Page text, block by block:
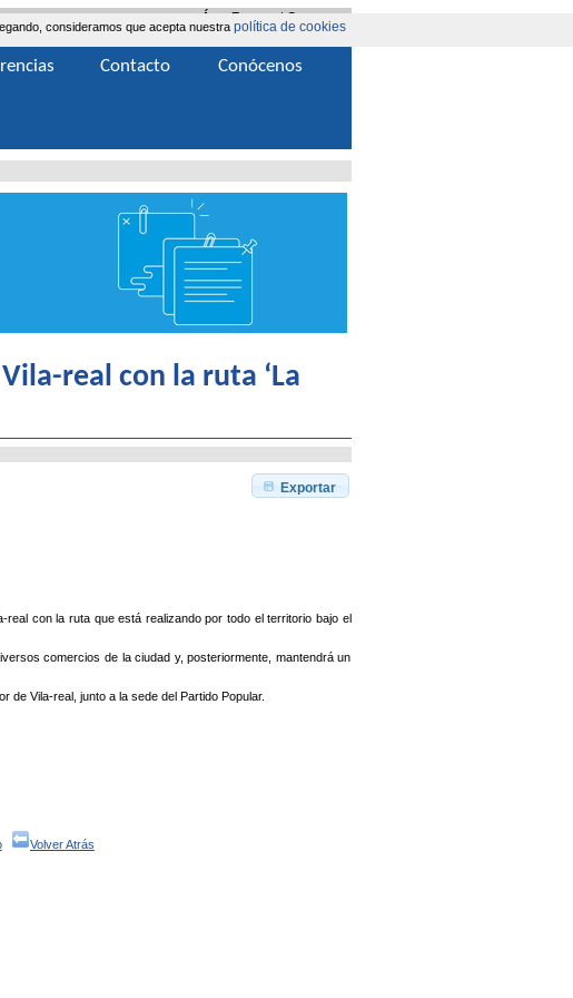
consideramos que acepta nuestra política de cookies
real con la ruta ‘La
Exportar
real con la ruta que está realizando por todo el territorio bajo el
comercios de la ciudad y, posteriormente, mantendrá un
de Vila-real, junto a la sede del Partido Popular.
Volver Atrás
|Contacta
Área Extranet
Contacto Conócenos